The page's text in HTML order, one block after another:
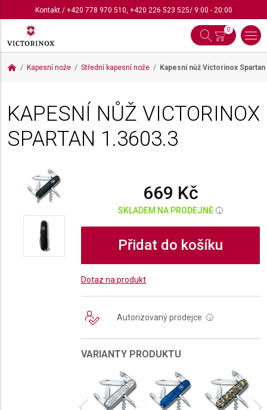
Kontakt/ +420 778 970 510, +420 226 523 525/ 9:00 - 20:00
0
Kapesní nože Střední kapesní nože Kapesní nůž Victorinox Spartan
KAPESNÍ NŮŽ VICTORINOX
SPARTAN 1.3603.3
669 Kč
SKLADEM NA PRODEJNĚ i
Přidat do košíku
Dotaz na produkt
Autorizovaný prodejce i
VARIANTY PRODUKTU